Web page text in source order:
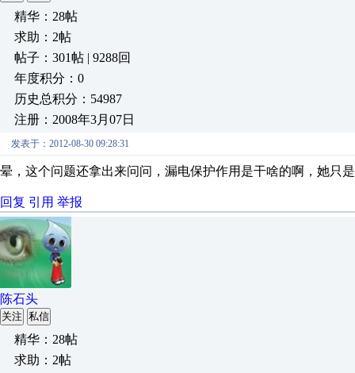
精华：28帖
求助：2帖
帖子：301帖 | 9288回
年度积分：0
历史总积分：54987
注册：2008年3月07日
发表于：2012-08-30 09:28:31
晕，这个问题还拿出来问问，漏电保护作用是干啥的啊，她只
回复 引用 举报
陈石头
关注 私信
精华：28帖
求助：2帖